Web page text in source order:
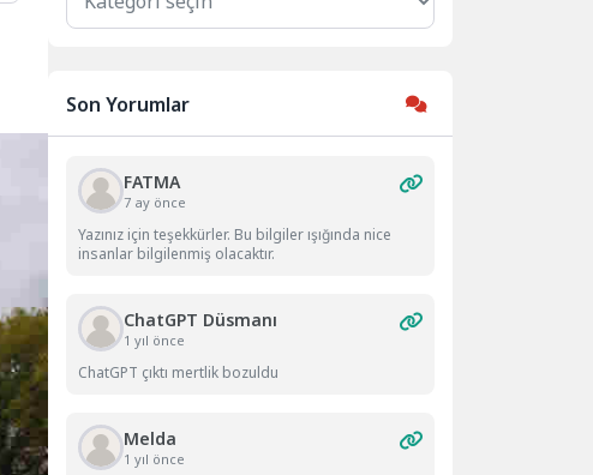
Son Yorumlar
FATMA
7 ay önce
Yazınız için teşekkürler. Bu bilgiler ışığında nice
insanlar bilgilenmiş olacaktır.
ChatGPT Düsmanı
1 yıl önce
ChatGPT çıktı mertlik bozuldu
Melda
1 yıl önce